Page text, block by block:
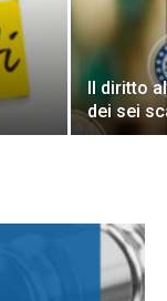
Il diritto
dei sei